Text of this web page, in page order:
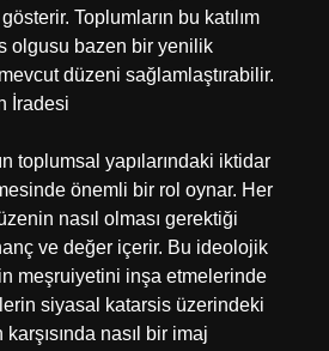
Toplumların bu katılım
olgusu bazen bir yenilik
düzeni sağlamlaştırabilir.
İradesi
toplumsal yapılarındaki iktidar
önemli bir rol oynar. Her
nasıl olması gerektiği
ve değer içerir. Bu ideolojik
meşruiyetini inşa etmelerinde
siyasal katarsis üzerindeki
nasıl bir imaj